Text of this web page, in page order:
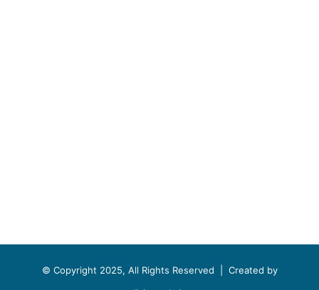
© Copyright 2025, All Rights Reserved | Created by